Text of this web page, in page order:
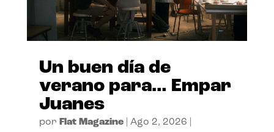
Un buen día de
verano para… Empar
Juanes
por Flat Magazine| Ago 2, 2026